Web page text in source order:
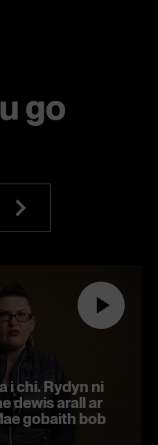
go
i chi. Rydyn ni
dewis arall ar
gobaith bob